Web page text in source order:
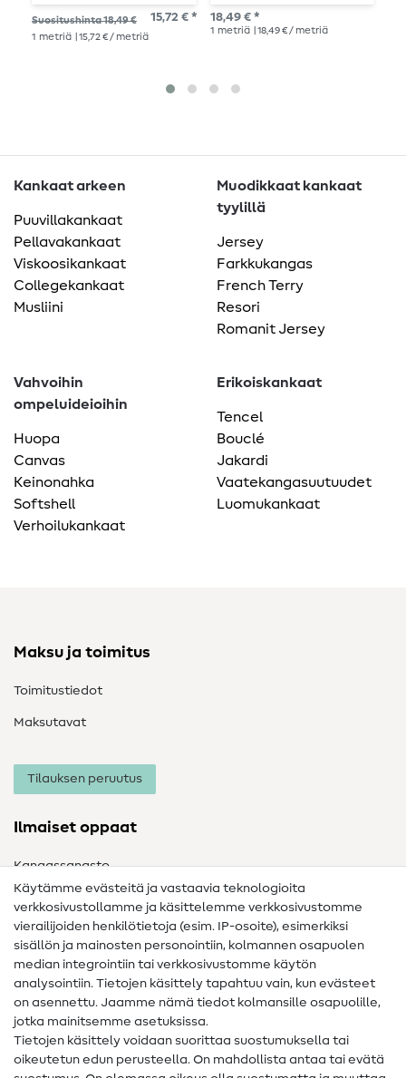
Suositushinta 18,49 € 15,72 € *
1 metriä | 15,72 € / metriä
värinen
18,49 € *
1 metriä | 18,49 € / metriä
Kankaat arkeen
Puuvillakankaat
Pellavakankaat
Viskoosikankaat
Collegekankaat
Musliini
Muodikkaat kankaat
tyylillä
Jersey
Farkkukangas
French Terry
Resori
Romanit Jersey
Vahvoihin
ompeluideioihin
Huopa
Canvas
Keinonahka
Softshell
Verhoilukankaat
Erikoiskankaat
Tencel
Bouclé
Jakardi
Vaatekangasuutuudet
Luomukankaat
Maksu ja toimitus
Toimitustiedot
Maksutavat
Tilauksen peruutus
Ilmaiset oppaat
Kangassanasto
Ompelusanasto
Ompeluohjeet
Apua ja yhteystiedot
Yhteystiedot
Tietoa omistajanvaihdoksesta
Käytämme evästeitä ja vastaavia teknologioita
verkkosivustollamme ja käsittelemme verkkosivustomme
vierailijoiden henkilötietoja (esim. IP-osoite), esimerkiksi
sisällön ja mainosten personointiin, kolmannen osapuolen
median integrointiin tai verkkosivustomme käytön
analysointiin. Tietojen käsittely tapahtuu vain, kun evästeet
on asennettu. Jaamme nämä tiedot kolmansille osapuolille,
jotka mainitsemme asetuksissa.
Tietojen käsittely voidaan suorittaa suostumuksella tai
oikeutetun edun perusteella. On mahdollista antaa tai evätä